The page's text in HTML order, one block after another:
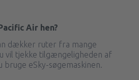
Air hen?
dækker ruter fra mange
vil tjekke tilgængeligheden af
bruge eSky-søgemaskinen.